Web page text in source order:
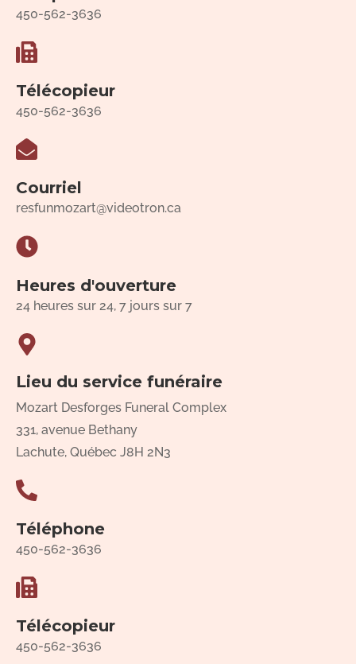
450-562-3636
Télécopieur
450-562-3636
Courriel
resfunmozart@videotron.ca
Heures d'ouverture
24 heures sur 24, 7 jours sur 7
Lieu du service funéraire
Mozart Desforges Funeral Complex
331, avenue Bethany
Lachute, Québec J8H 2N3
Téléphone
450-562-3636
Télécopieur
450-562-3636